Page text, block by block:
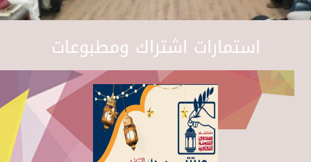
استمارات اشتراك ومطبوعات